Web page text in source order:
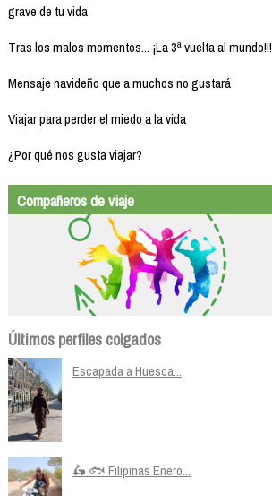
grave de tu vida
Tras los malos momentos... ¡La 3ª vuelta al mundo!!!
Mensaje navideño que a muchos no gustará
Viajar para perder el miedo a la vida
¿Por qué nos gusta viajar?
Compañeros de viaje
Últimos perfiles colgados
Escapada a Huesca...
🛵 🐟 Filipinas Enero...